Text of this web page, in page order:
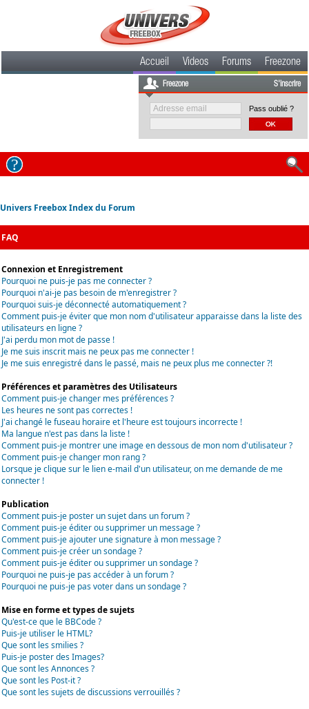
Accueil Videos Forums Freezone
Freezone S'inscrire
Pass oublié ?
Univers Freebox Index du Forum
FAQ
Connexion et Enregistrement
Pourquoi ne puis-je pas me connecter ?
Pourquoi n'ai-je pas besoin de m'enregistrer ?
Pourquoi suis-je déconnecté automatiquement ?
Comment puis-je éviter que mon nom d'utilisateur apparaisse dans la liste des
utilisateurs en ligne ?
J'ai perdu mon mot de passe !
Je me suis inscrit mais ne peux pas me connecter !
Je me suis enregistré dans le passé, mais ne peux plus me connecter ?!
Préférences et paramètres des Utilisateurs
Comment puis-je changer mes préférences ?
Les heures ne sont pas correctes !
J'ai changé le fuseau horaire et l'heure est toujours incorrecte !
Ma langue n'est pas dans la liste !
Comment puis-je montrer une image en dessous de mon nom d'utilisateur ?
Comment puis-je changer mon rang ?
Lorsque je clique sur le lien e-mail d'un utilisateur, on me demande de me
connecter !
Publication
Comment puis-je poster un sujet dans un forum ?
Comment puis-je éditer ou supprimer un message ?
Comment puis-je ajouter une signature à mon message ?
Comment puis-je créer un sondage ?
Comment puis-je éditer ou supprimer un sondage ?
Pourquoi ne puis-je pas accéder à un forum ?
Pourquoi ne puis-je pas voter dans un sondage ?
Mise en forme et types de sujets
Qu'est-ce que le BBCode ?
Puis-je utiliser le HTML?
Que sont les smilies ?
Puis-je poster des Images?
Que sont les Annonces ?
Que sont les Post-it ?
Que sont les sujets de discussions verrouillés ?